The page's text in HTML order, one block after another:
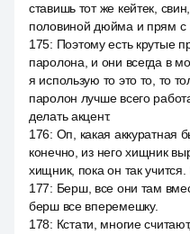
ставишь тот же кейтек,
половиной дюйма и прям с
175: Поэтому есть крутые
паролона, и они всегда в
я использую то это то, то
паролон лучше всего
делать акцент.
176: Оп, какая аккуратная
конечно, из него хищник
хищник, пока он так
177: Берш, все они там
берш все вперемешку.
178: Кстати, многие